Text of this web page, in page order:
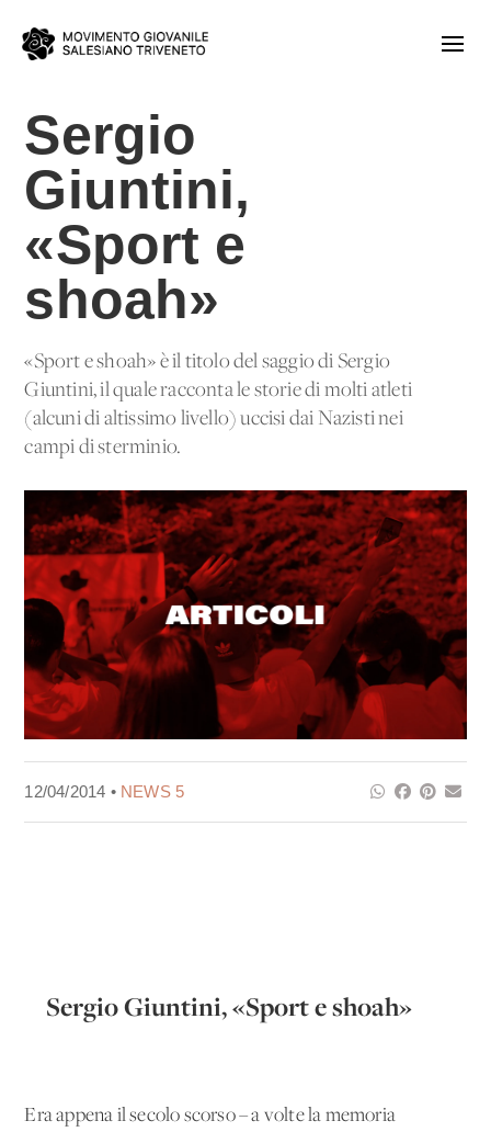
Sergio
Giuntini,
«Sport e
shoah»
«Sport e shoah» è il titolo del saggio di Sergio
Giuntini, il quale racconta le storie di molti atleti
(alcuni di altissimo livello) uccisi dai Nazisti nei
campi di sterminio.
12/04/2014 • NEWS 5
Sergio Giuntini, «Sport e shoah»
Era appena il secolo scorso – a volte la memoria